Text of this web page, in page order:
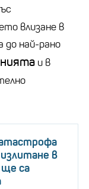
влизане в
до най-рано
и в
в
ще са